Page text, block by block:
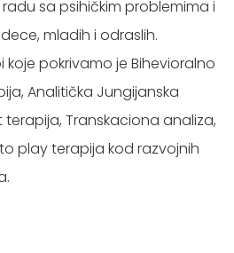
sa psihičkim problemima i
mladih i odraslih.
koje pokrivamo je Bihevioralno
Analitička Jungijanska
Transkaciona analiza,
play terapija kod razvojnih